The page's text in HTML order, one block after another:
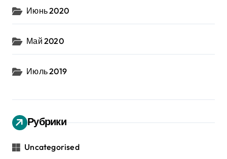
Июнь 2020
Май 2020
Июль 2019
Рубрики
Uncategorised